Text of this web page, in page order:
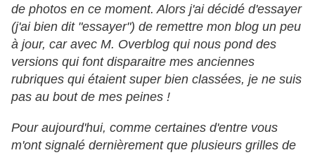
de photos en ce moment. Alors j'ai décidé d'essayer
(j'ai bien dit "essayer") de remettre mon blog un peu
à jour, car avec M. Overblog qui nous pond des
versions qui font disparaitre mes anciennes
rubriques qui étaient super bien classées, je ne suis
pas au bout de mes peines !
Pour aujourd'hui, comme certaines d'entre vous
m'ont signalé dernièrement que plusieurs grilles de